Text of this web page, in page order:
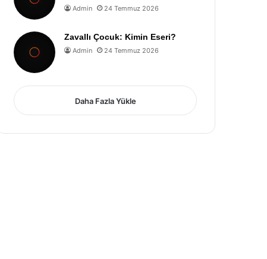
Admin 24 Temmuz 2026
Zavallı Çocuk: Kimin Eseri?
Admin 24 Temmuz 2026
Daha Fazla Yükle